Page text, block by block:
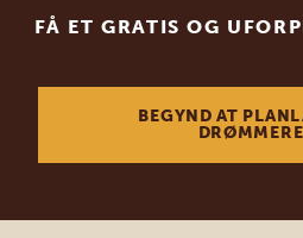
FÅ ET GRATIS OG
BEGYND AT